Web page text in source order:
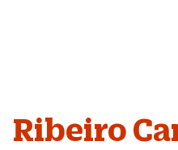
Ribeiro